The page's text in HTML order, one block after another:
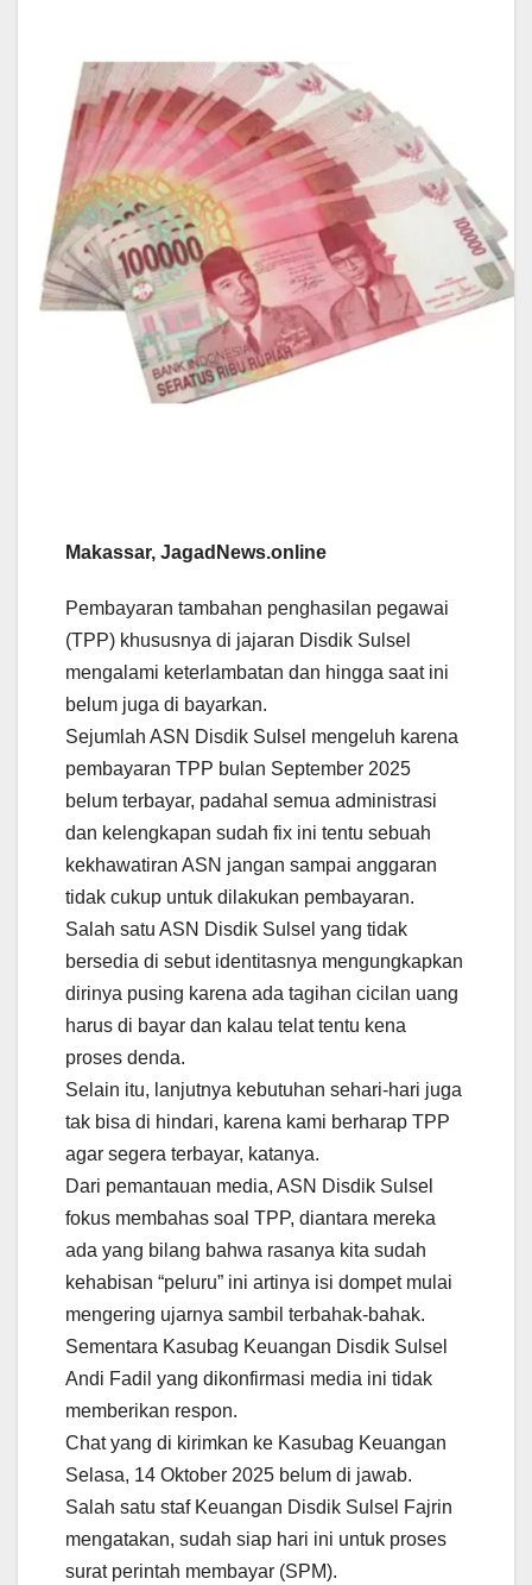
Makassar, JagadNews.online
Pembayaran tambahan penghasilan pegawai
(TPP) khususnya di jajaran Disdik Sulsel
mengalami keterlambatan dan hingga saat ini
belum juga di bayarkan.
Sejumlah ASN Disdik Sulsel mengeluh karena
pembayaran TPP bulan September 2025
belum terbayar, padahal semua administrasi
dan kelengkapan sudah fix ini tentu sebuah
kekhawatiran ASN jangan sampai anggaran
tidak cukup untuk dilakukan pembayaran.
Salah satu ASN Disdik Sulsel yang tidak
bersedia di sebut identitasnya mengungkapkan
dirinya pusing karena ada tagihan cicilan uang
harus di bayar dan kalau telat tentu kena
proses denda.
Selain itu, lanjutnya kebutuhan sehari-hari juga
tak bisa di hindari, karena kami berharap TPP
agar segera terbayar, katanya.
Dari pemantauan media, ASN Disdik Sulsel
fokus membahas soal TPP, diantara mereka
ada yang bilang bahwa rasanya kita sudah
kehabisan “peluru” ini artinya isi dompet mulai
mengering ujarnya sambil terbahak-bahak.
Sementara Kasubag Keuangan Disdik Sulsel
Andi Fadil yang dikonfirmasi media ini tidak
memberikan respon.
Chat yang di kirimkan ke Kasubag Keuangan
Selasa, 14 Oktober 2025 belum di jawab.
Salah satu staf Keuangan Disdik Sulsel Fajrin
mengatakan, sudah siap hari ini untuk proses
surat perintah membayar (SPM).